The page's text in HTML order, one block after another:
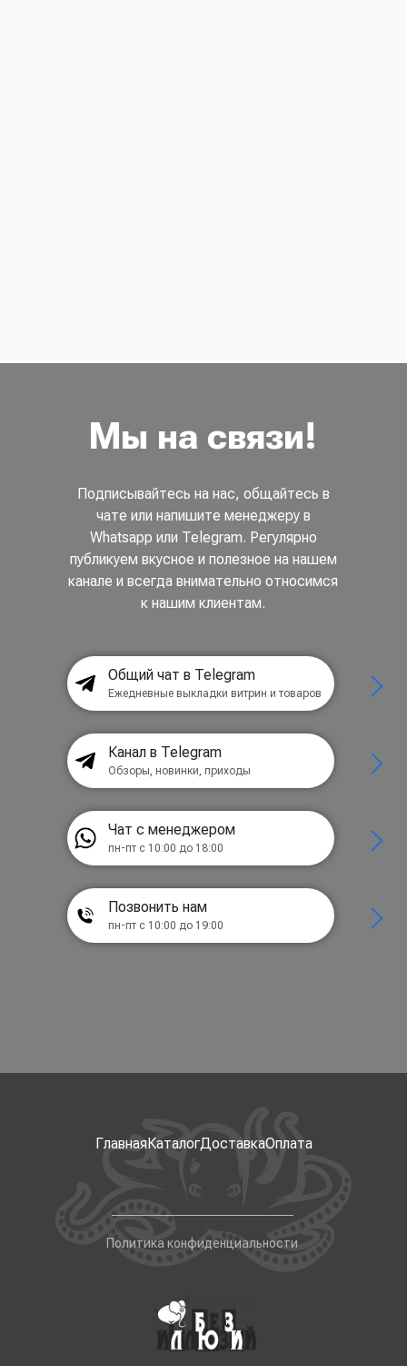
Мы на связи!
Подписывайтесь на нас, общайтесь в
чате или напишите менеджеру в
Whatsapp или Telegram. Регулярно
публикуем вкусное и полезное на нашем
канале и всегда внимательно относимся
к нашим клиентам.
Общий чат в Telegram
Ежедневные выкладки витрин и товаров
Канал в Telegram
Обзоры, новинки, приходы
Чат с менеджером
пн-пт с 10:00 до 18:00
Позвонить нам
пн-пт с 10:00 до 19:00
ГлавнаяКаталогДоставкаОплата
Политика конфиденциальности